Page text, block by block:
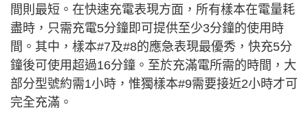
間則最短。在快速充電表現方面，所有樣本在電量耗
盡時，只需充電5分鐘即可提供至少3分鐘的使用時
間。其中，樣本#7及#8的應急表現最優秀，快充5分
鐘後可使用超過16分鐘。至於充滿電所需的時間，大
部分型號約需1小時，惟獨樣本#9需要接近2小時才可
完全充滿。